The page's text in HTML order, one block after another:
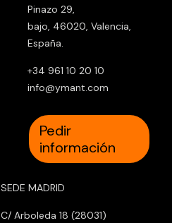
Pinazo 29,
bajo, 46020, Valencia,
España.
+34 961 10 20 10
info@ymant.com
Pedir
información
SEDE MADRID
C/ Arboleda 18 (28031)